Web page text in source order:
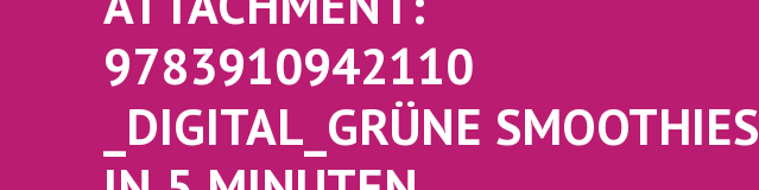
9783910942110
_DIGITAL_GRÜNE SMOOTHIES